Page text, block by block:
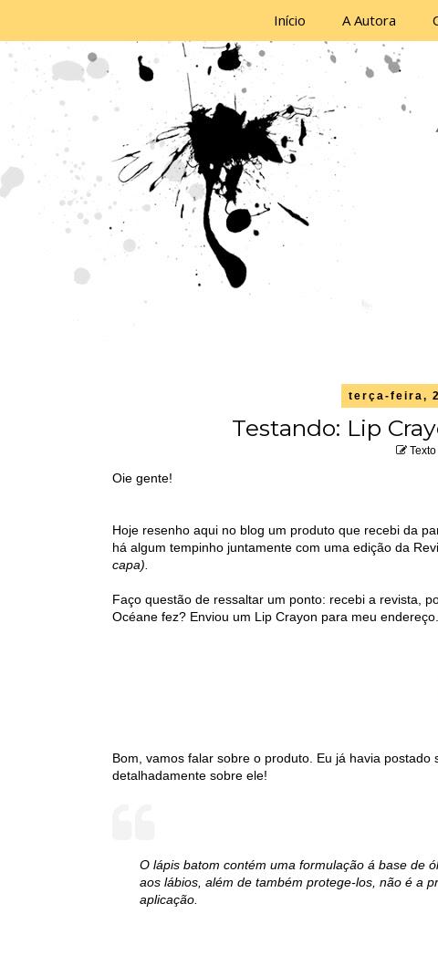
Início A Autora
terça-feira,
Testando: Lip
Texto
Oie gente!
Hoje resenho aqui no blog um produto que recebi da
há algum tempinho juntamente com uma edição da
capa).
Faço questão de ressaltar um ponto: recebi a revista,
Océane fez? Enviou um Lip Crayon para meu
Bom, vamos falar sobre o produto. Eu já havia postado
detalhadamente sobre ele!
O lápis batom contém uma formulação á base de
aos lábios, além de também protege-los, não é a
aplicação.